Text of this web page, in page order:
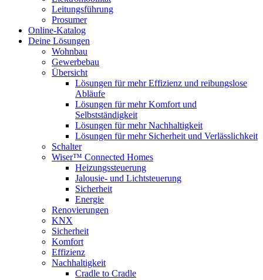
Leitungsführung
Prosumer
Online-Katalog
Deine Lösungen
Wohnbau
Gewerbebau
Übersicht
Lösungen für mehr Effizienz und reibungslose
Abläufe
Lösungen für mehr Komfort und
Selbstständigkeit
Lösungen für mehr Nachhaltigkeit
Lösungen für mehr Sicherheit und Verlässlichkeit
Schalter
Wiser™ Connected Homes
Heizungssteuerung
Jalousie- und Lichtsteuerung
Sicherheit
Energie
Renovierungen
KNX
Sicherheit
Komfort
Effizienz
Nachhaltigkeit
Cradle to Cradle